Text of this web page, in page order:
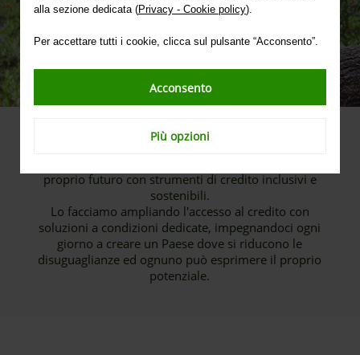
alla sezione dedicata (Privacy - Cookie policy).
Per accettare tutti i cookie, clicca sul pulsante “Acconsento”.
Acconsento
Più opzioni
Fund for Impact
proprio futuro con strumenti di credito inclusivi e
sostenibili.
Lo facciamo ampliando l'accesso al credito con
soluzioni a condizioni dedicate, impegnandoci ogni
giorno a creare un Paese dove si riducono le
disuguaglianze ed ognuno può esprimere il proprio
potenziale.